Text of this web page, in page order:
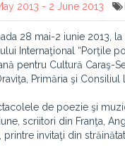
2013 - 2 June 2013
28 mai-2 iunie 2013,
Internaţional “Porţile
pentru Cultură Caraş-
Primăria şi Consiliul
de poezie şi
scriitori din Franţa,
printre invitaţi din